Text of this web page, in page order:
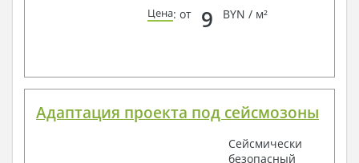
Цена: от 9 BYN / м²
Адаптация проекта под сейсмозоны
Сейсмически
безопасный